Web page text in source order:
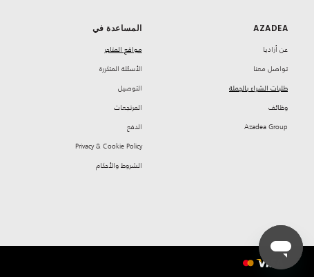
AZADEA
‏عن أزاديا
تواصل معنا
طلبات الشراء بالجملة
‏وظائف
Azadea Group
المساعدة في
مواقع المتاجر
‏الأسئلة المتكررة
‏التوصيل
‏المرتجعات
‏الدفع
Privacy & Cookie Policy
‏الشروط والأحكام